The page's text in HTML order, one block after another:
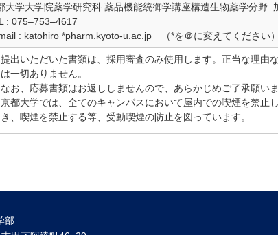
大学大学院薬学研究科 薬品機能統御学講座構造生物薬学分野
: 075–753–4617
: katohiro *pharm.kyoto-u.ac.jp （*を＠に変えてください）
提出いただいた書類は、採用審査のみ使用します。正当な理由
は一切ありません。
なお、応募書類はお返ししませんので、あらかじめご了承願いま
京都大学では、全てのキャンパスにおいて屋内での喫煙を禁止
き、喫煙を禁止する等、受動喫煙の防止を図っています。
部